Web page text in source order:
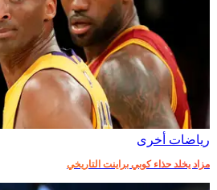
رياضات أخرى
مزاد يخلد حذاء كوبي براينت التاريخي